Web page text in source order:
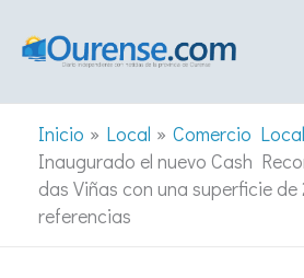
Inicio Local
Comercio Local
Inaugurado el nuevo Cash
das Viñas con una superficie de
referencias